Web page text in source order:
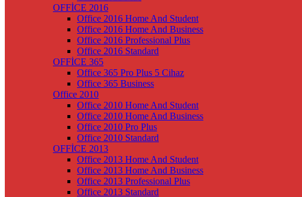
OFFİCE 2016
Office 2016 Home And Student
Office 2016 Home And Business
Office 2016 Professional Plus
Office 2016 Standard
OFFİCE 365
Office 365 Pro Plus 5 Cihaz
Office 365 Business
Office 2010
Office 2010 Home And Student
Office 2010 Home And Business
Office 2010 Pro Plus
Office 2010 Standard
OFFİCE 2013
Office 2013 Home And Student
Office 2013 Home And Business
Office 2013 Professional Plus
Office 2013 Standard